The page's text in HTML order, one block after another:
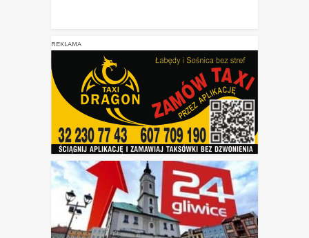
REKLAMA